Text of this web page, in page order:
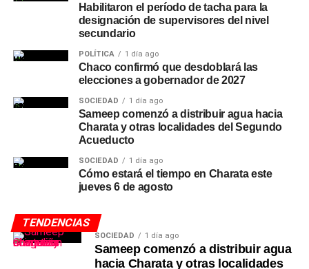
Habilitaron el período de tacha para la
designación de supervisores del nivel
secundario
POLÍTICA 1 día ago
Chaco confirmó que desdoblará las
elecciones a gobernador de 2027
SOCIEDAD 1 día ago
Sameep comenzó a distribuir agua hacia
Charata y otras localidades del Segundo
Acueducto
SOCIEDAD 1 día ago
Cómo estará el tiempo en Charata este
jueves 6 de agosto
TENDENCIAS
SOCIEDAD 1 día ago
Sameep comenzó a distribuir agua
hacia Charata y otras localidades